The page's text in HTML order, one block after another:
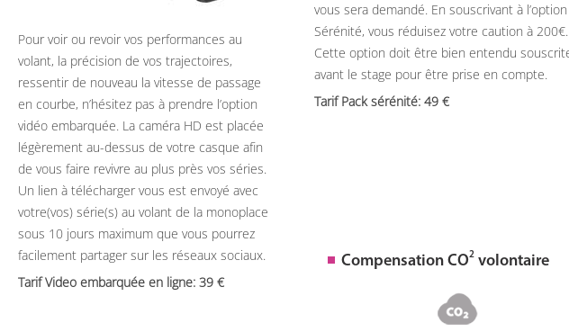
Pour voir ou revoir vos performances au
volant, la précision de vos trajectoires,
ressentir de nouveau la vitesse de passage
en courbe, n’hésitez pas à prendre l’option
vidéo embarquée. La caméra HD est placée
légèrement au-dessus de votre casque afin
de vous faire revivre au plus près vos séries.
Un lien à télécharger vous est envoyé avec
votre(vos) série(s) au volant de la monoplace
sous 10 jours maximum que vous pourrez
facilement partager sur les réseaux sociaux.
Tarif Video embarquée en ligne: 39
vous sera demandé. En souscrivant à l’option
Sérénité, vous réduisez votre caution à 200€.
Cette option doit être bien entendu
avant le stage pour être prise en compte.
Tarif Pack sérénité: 49
Compensation CO2 volontaire